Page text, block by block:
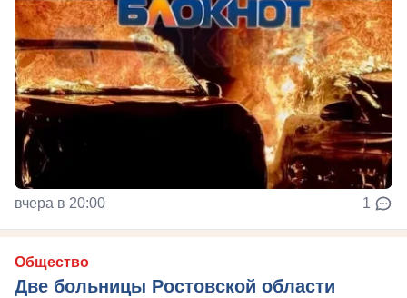
вчера в 20:00 1
Общество
Две больницы Ростовской области